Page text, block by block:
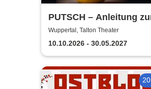
PUTSCH – Anleitung
Zerstörung ... einer
Demokratie | Talton
Wuppertal, Talton Theater
10.10.2026 - 30.05.2027